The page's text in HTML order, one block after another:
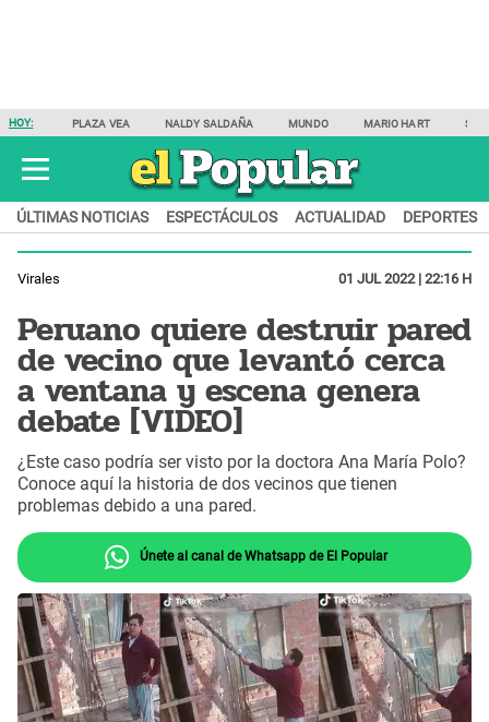
HOY: PLAZA VEA NALDY SALDAÑA MUNDO MARIO HART
ÚLTIMAS NOTICIAS ESPECTÁCULOS ACTUALIDAD DEPORTES
Virales 01 JUL 2022 | 22:16 H
Peruano quiere destruir pared
de vecino que levantó cerca
a ventana y escena genera
debate [VIDEO]
¿Este caso podría ser visto por la doctora Ana María Polo?
Conoce aquí la historia de dos vecinos que tienen
problemas debido a una pared.
Únete al canal de Whatsapp de El Popular